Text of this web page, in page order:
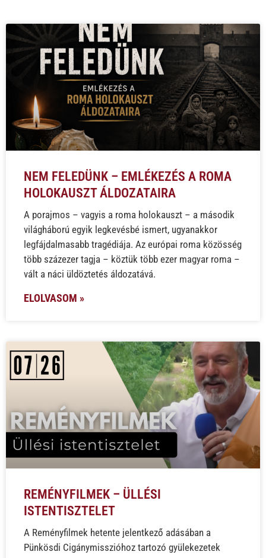
NEM FELEDÜNK – EMLÉKEZÉS A ROMA
HOLOKAUSZT ÁLDOZATAIRA
A porajmos – vagyis a roma holokauszt – a második
világháború egyik legkevésbé ismert, ugyanakkor
legfájdalmasabb tragédiája. Az európai roma közösség
több százezer tagja – köztük több ezer magyar roma –
vált a náci üldöztetés áldozatává.
ELOLVASOM »
REMÉNYFILMEK – ÜLLÉSI
ISTENTISZTELET
A Reményfilmek hetente jelentkező adásában a
Pünkösdi Cigánymisszióhoz tartozó gyülekezetek